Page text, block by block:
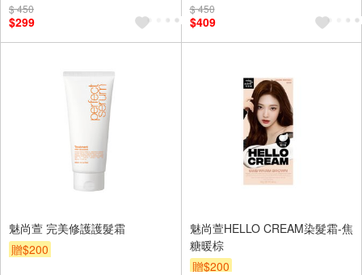
$ 450
$299
$ 450
$409
魅尚萱 完美修護護髮霜
贈$200
魅尚萱HELLO CREAM染髮霜-焦
糖暖棕
贈$200